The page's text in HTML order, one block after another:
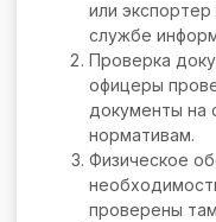
или
службе
Проверка
офицеры
документы на
нормативам.
Физическое
проверены